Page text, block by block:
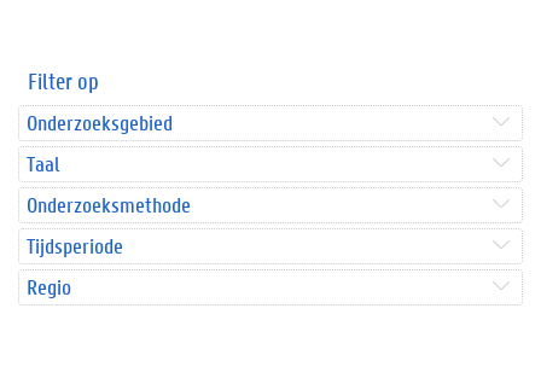
Filter op
Onderzoeksgebied
Taal
Onderzoeksmethode
Tijdsperiode
Regio